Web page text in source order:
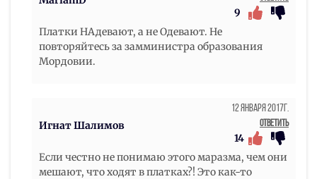
9
Платки НАдевают, а не Одевают. Не
повторяйтесь за замминистра образования
Мордовии.
Игнат Шалимов
12 Января 2017г.
Ответить
14
Если честно не понимаю этого маразма, чем они
мешают, что ходят в платках?! Это как-то